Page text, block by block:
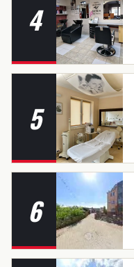
4
5
6